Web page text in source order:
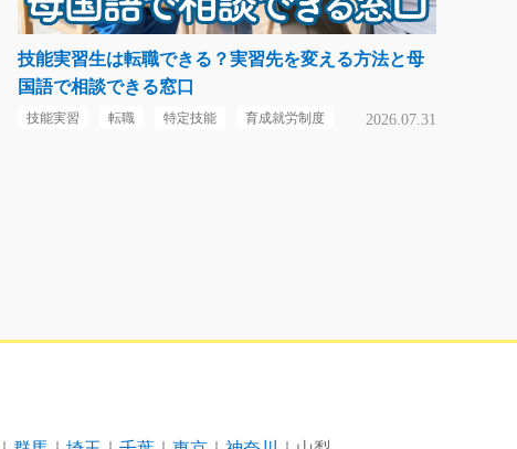
技能実習生は転職できる？実習先を変える方法と母
国語で相談できる窓口
技能実習 転職 特定技能 育成就労制度 2026.07.31